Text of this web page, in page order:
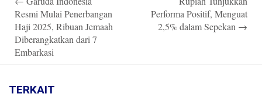
navigation
Resmi Mulai Penerbangan
Haji 2025, Ribuan Jemaah
Diberangkatkan dari 7
Embarkasi
Performa Positif, Menguat
2,5% dalam Sepekan →
TERKAIT